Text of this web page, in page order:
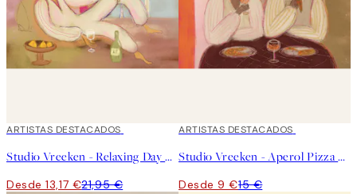
40%*
ARTISTAS DESTACADOS
Studio Vreeken - Relaxing Day No2 Poster
Desde 13,17 €21,95 €
40%*
ARTISTAS DESTACADOS
Studio Vreeken - Aperol Pizza Party Poster
Desde 9 €15 €